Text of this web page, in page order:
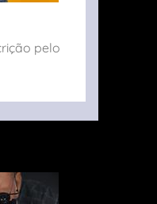
pelo